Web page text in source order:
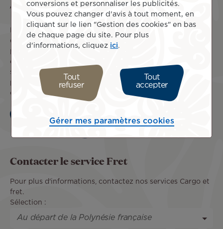
Transport d’animaux en soute
destinations desservies par Air Tahiti Nui. Notre équipe
prend soin des animaux de compagnie qui ne peuvent pas
être transportés en cabine, afin de les faire voyager en
soute en toute sécurité. N’hésitez pas à nous contacter
pour connaître les modalités de transport de vos chiens,
chats et autres animaux.
En savoir plus
Contacter le service Fret
Pour plus d'informations, contactez nos services Cargo et
fret.
Sélection :
conversions et personnaliser les publicités.
Vous pouvez changer d'avis à tout moment, en
cliquant sur le lien "Gestion des cookies" en bas
de chaque page du site. Pour plus
d'informations, cliquez ici.
Tout
refuser
Tout
accepter
Gérer mes paramètres cookies